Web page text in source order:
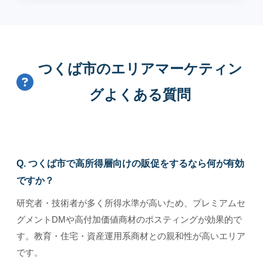
つくば市のエリアマーケティン
グよくある質問
Q. つくば市で高所得層向けの販促をするなら何が有効
ですか？
研究者・技術者が多く所得水準が高いため、プレミアムセ
グメントDMや高付加価値商材のポスティングが効果的で
す。教育・住宅・資産運用系商材との親和性が高いエリア
です。